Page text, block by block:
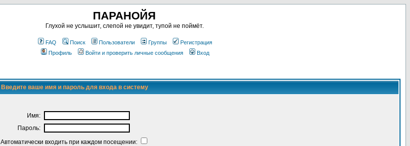
ПАРАНОЙЯ
Глухой не услышит, слепой не увидит, тупой не поймёт.
FAQ Поиск Пользователи Группы
Регистрация
Профиль
Войти и проверить личные сообщения Вход
Введите ваше имя и пароль для входа в систему
Имя:
Пароль:
Автоматически входить при каждом посещении: